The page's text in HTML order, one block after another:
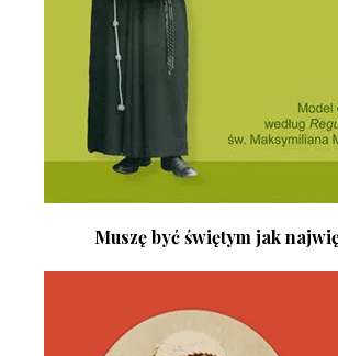
Muszę być świętym jak